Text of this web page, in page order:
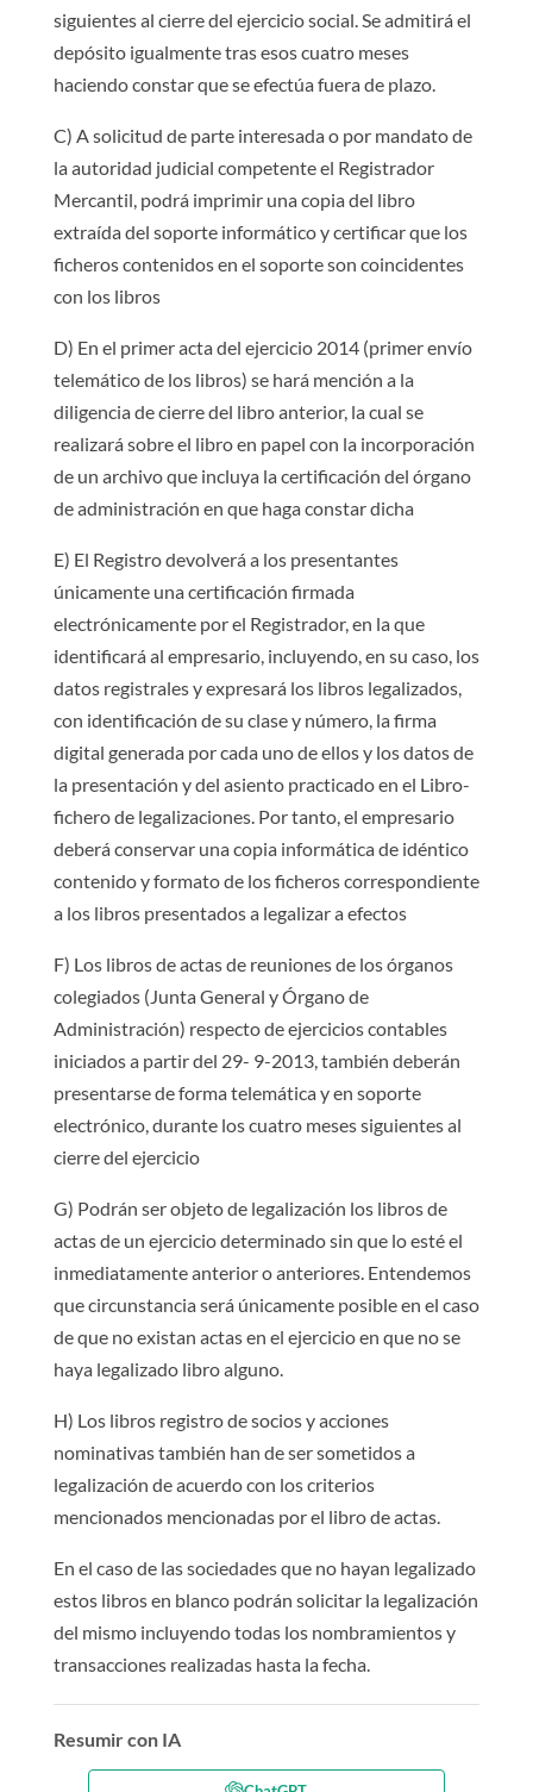
siguientes al cierre del ejercicio social. Se admitirá el
depósito igualmente tras esos cuatro meses
haciendo constar que se efectúa fuera de plazo.
C) A solicitud de parte interesada o por mandato de
la autoridad judicial competente el Registrador
Mercantil, podrá imprimir una copia del libro
extraída del soporte informático y certificar que los
ficheros contenidos en el soporte son coincidentes
con los libros
D) En el primer acta del ejercicio 2014 (primer envío
telemático de los libros) se hará mención a la
diligencia de cierre del libro anterior, la cual se
realizará sobre el libro en papel con la incorporación
de un archivo que incluya la certificación del órgano
de administración en que haga constar dicha
E) El Registro devolverá a los presentantes
únicamente una certificación firmada
electrónicamente por el Registrador, en la que
identificará al empresario, incluyendo, en su caso, los
datos registrales y expresará los libros legalizados,
con identificación de su clase y número, la firma
digital generada por cada uno de ellos y los datos de
la presentación y del asiento practicado en el Libro-
fichero de legalizaciones. Por tanto, el empresario
deberá conservar una copia informática de idéntico
contenido y formato de los ficheros correspondiente
a los libros presentados a legalizar a efectos
F) Los libros de actas de reuniones de los órganos
colegiados (Junta General y Órgano de
Administración) respecto de ejercicios contables
iniciados a partir del 29- 9-2013, también deberán
presentarse de forma telemática y en soporte
electrónico, durante los cuatro meses siguientes al
cierre del ejercicio
G) Podrán ser objeto de legalización los libros de
actas de un ejercicio determinado sin que lo esté el
inmediatamente anterior o anteriores. Entendemos
que circunstancia será únicamente posible en el caso
de que no existan actas en el ejercicio en que no se
haya legalizado libro alguno.
H) Los libros registro de socios y acciones
nominativas también han de ser sometidos a
legalización de acuerdo con los criterios
mencionados mencionadas por el libro de actas.
En el caso de las sociedades que no hayan legalizado
estos libros en blanco podrán solicitar la legalización
del mismo incluyendo todas los nombramientos y
transacciones realizadas hasta la fecha.
Resumir con IA